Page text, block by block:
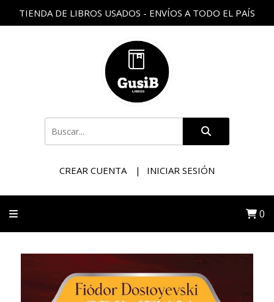
TIENDA DE LIBROS USADOS - ENVÍOS A TODO EL PAÍS
CREAR CUENTA INICIAR SESIÓN
0